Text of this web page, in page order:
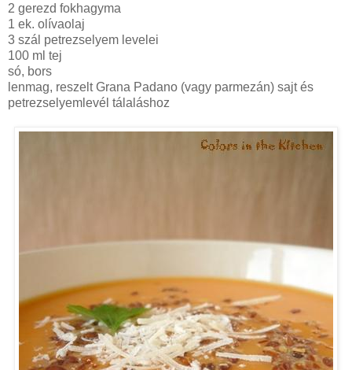
2 gerezd fokhagyma
1 ek. olívaolaj
3 szál petrezselyem levelei
100 ml tej
só, bors
lenmag, reszelt Grana Padano (vagy parmezán) sajt és
petrezselyemlevél tálaláshoz